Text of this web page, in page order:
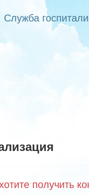
Служба
получить